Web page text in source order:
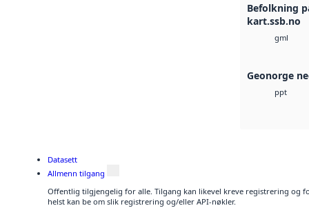
Befolkning
kart.ssb.no
gml
Geonorge
ppt
Datasett
Allmenn tilgang
Offentlig tilgjengelig for alle. Tilgang kan likevel kreve registrering og
helst kan be om slik registrering og/eller API-nøkler.